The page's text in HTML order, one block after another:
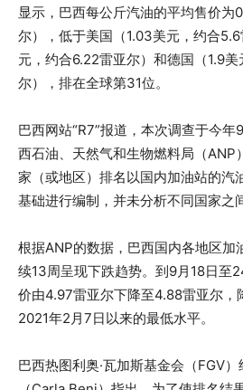
显示，巴西每公斤汽油的平均售价为
尔），低于美国（1.03美元，约合
元，约合6.22雷亚尔）和德国（1.9
尔），排在全球第31位。
巴西网站“R7”报道，本次调查于今
西石油、天然气和生物燃料局（ANP
家（或地区）排名以国内加油站的汽
基础进行编制，并未分析不同国家之
根据ANP的数据，巴西国内各地区加
续13周呈现下跌趋势。到9月18日至
价由4.97雷亚尔下降至4.88雷亚尔，
2021年2月7日以来的最低水平。
巴西热图利奥·瓦加斯基金会（FGV